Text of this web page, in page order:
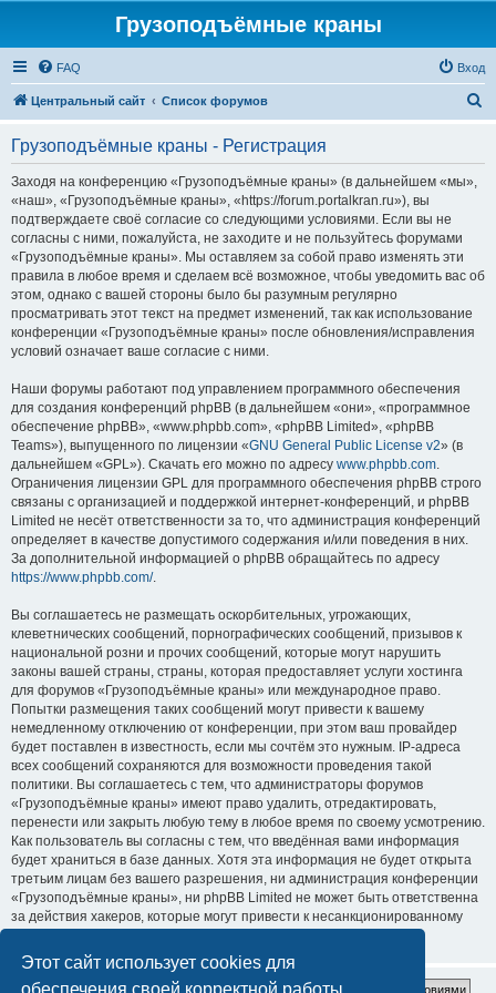
Этот сайт использует cookies для
обеспечения своей корректной работы.
Грузоподъёмные краны
FAQ Вход
Центральный сайт Список форумов
Грузоподъёмные краны - Регистрация
Заходя на конференцию «Грузоподъёмные краны» (в дальнейшем «мы»,
«наш», «Грузоподъёмные краны», «https://forum.portalkran.ru»), вы
подтверждаете своё согласие со следующими условиями. Если вы не
согласны с ними, пожалуйста, не заходите и не пользуйтесь форумами
«Грузоподъёмные краны». Мы оставляем за собой право изменять эти
правила в любое время и сделаем всё возможное, чтобы уведомить вас об
этом, однако с вашей стороны было бы разумным регулярно
просматривать этот текст на предмет изменений, так как использование
конференции «Грузоподъёмные краны» после обновления/исправления
условий означает ваше согласие с ними.
Наши форумы работают под управлением программного обеспечения
для создания конференций phpBB (в дальнейшем «они», «программное
обеспечение phpBB», «www.phpbb.com», «phpBB Limited», «phpBB
Teams»), выпущенного по лицензии «GNU General Public License v2» (в
дальнейшем «GPL»). Скачать его можно по адресу www.phpbb.com.
Ограничения лицензии GPL для программного обеспечения phpBB строго
связаны с организацией и поддержкой интернет-конференций, и phpBB
Limited не несёт ответственности за то, что администрация конференций
определяет в качестве допустимого содержания и/или поведения в них.
За дополнительной информацией о phpBB обращайтесь по адресу
https://www.phpbb.com/.
Вы соглашаетесь не размещать оскорбительных, угрожающих,
клеветнических сообщений, порнографических сообщений, призывов к
национальной розни и прочих сообщений, которые могут нарушить
законы вашей страны, страны, которая предоставляет услуги хостинга
для форумов «Грузоподъёмные краны» или международное право.
Попытки размещения таких сообщений могут привести к вашему
немедленному отключению от конференции, при этом ваш провайдер
будет поставлен в известность, если мы сочтём это нужным. IP-адреса
всех сообщений сохраняются для возможности проведения такой
политики. Вы соглашаетесь с тем, что администраторы форумов
«Грузоподъёмные краны» имеют право удалить, отредактировать,
перенести или закрыть любую тему в любое время по своему усмотрению.
Как пользователь вы согласны с тем, что введённая вами информация
будет храниться в базе данных. Хотя эта информация не будет открыта
третьим лицам без вашего разрешения, ни администрация конференции
«Грузоподъёмные краны», ни phpBB Limited не может быть ответственна
за действия хакеров, которые могут привести к несанкционированному